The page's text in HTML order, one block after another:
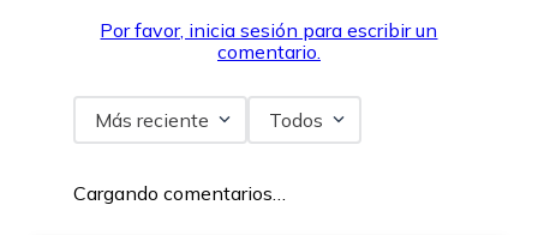
Por favor, inicia sesión para escribir un
comentario.
Más reciente Todos
Cargando comentarios…